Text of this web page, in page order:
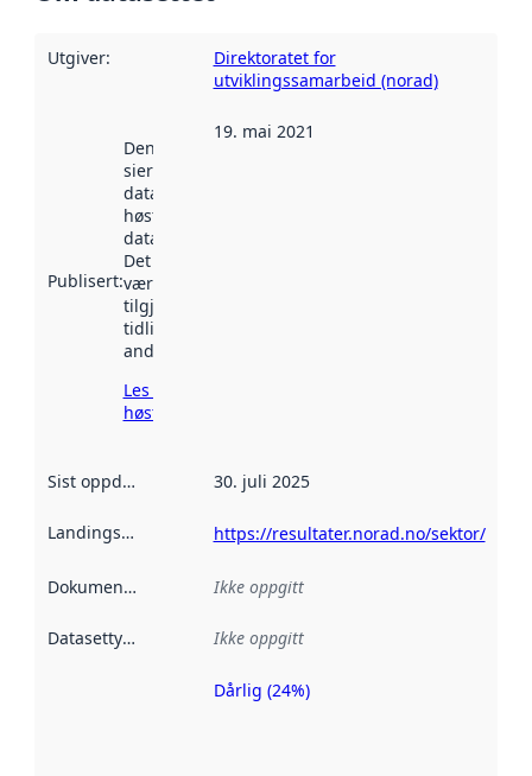
Utgiver:
Direktoratet for
utviklingssamarbeid (norad)
Publisert:
Denne datoen
sier når
datasettet ble
høstet av
data.norge.no.
Det kan ha
vært
tilgjengelig
tidligere
andre steder.
Les mer om
høsting her
19. mai 2021
Sist oppdatert 30. juli 2025
Landingsside https://resultater.norad.no/sektor/
Dokumentasjon Ikke oppgitt
Datasettype Ikke oppgitt
Metadatakvalitet
Dårlig (24%)